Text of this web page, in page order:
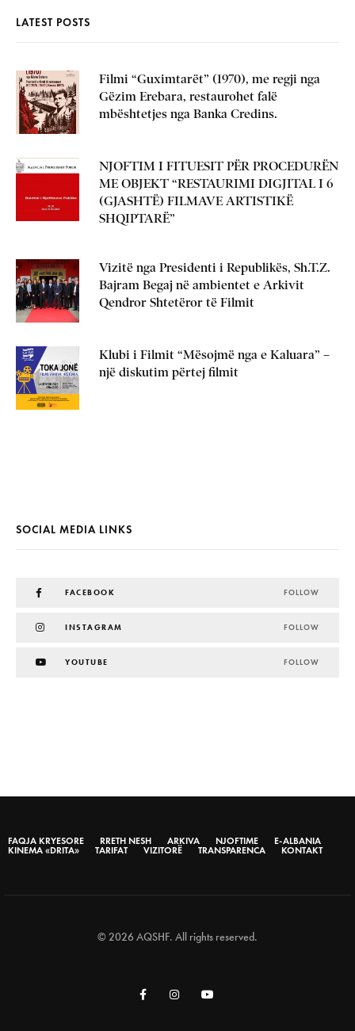
LATEST POSTS
Filmi “Guximtarët” (1970), me regji nga
Gëzim Erebara, restaurohet falë
mbështetjes nga Banka Credins.
NJOFTIM I FITUESIT PËR PROCEDURËN
ME OBJEKT “RESTAURIMI DIGJITAL I 6
(GJASHTË) FILMAVE ARTISTIKË
SHQIPTARË”
Vizitë nga Presidenti i Republikës, Sh.T.Z.
Bajram Begaj në ambientet e Arkivit
Qendror Shtetëror të Filmit
Klubi i Filmit “Mësojmë nga e Kaluara” –
një diskutim përtej filmit
SOCIAL MEDIA LINKS
FACEBOOK FOLLOW
INSTAGRAM FOLLOW
YOUTUBE FOLLOW
FAQJA KRYESORE RRETH NESH ARKIVA NJOFTIME
E-ALBANIA
KINEMA «DRITA»
TARIFAT VIZITORË TRANSPARENCA KONTAKT
© 2026 AQSHF. All rights reserved.